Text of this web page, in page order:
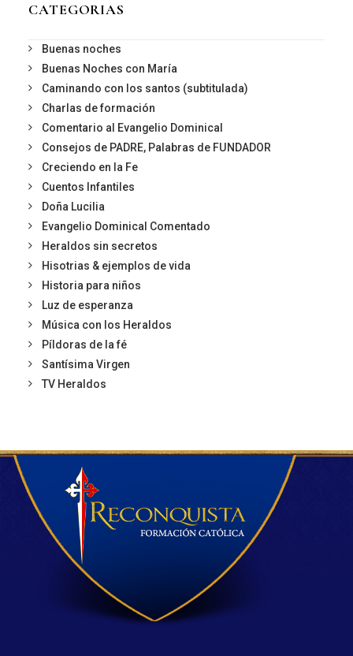
CATEGORIAS
Buenas noches
Buenas Noches con María
Caminando con los santos (subtitulada)
Charlas de formación
Comentario al Evangelio Dominical
Consejos de PADRE, Palabras de FUNDADOR
Creciendo en la Fe
Cuentos Infantiles
Doña Lucilia
Evangelio Dominical Comentado
Heraldos sin secretos
Hisotrias & ejemplos de vida
Historia para niños
Luz de esperanza
Música con los Heraldos
Píldoras de la fé
Santísima Virgen
TV Heraldos